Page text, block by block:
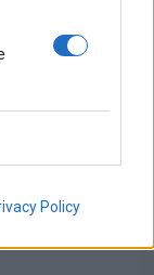
Policy